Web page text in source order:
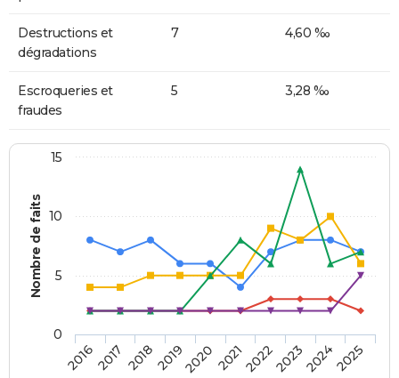
Destructions et
dégradations
7 4,60 ‰
Escroqueries et
fraudes
5 3,28 ‰
Nombre de faits
20162017 20182019202020212022202320242025
0
5
10
15